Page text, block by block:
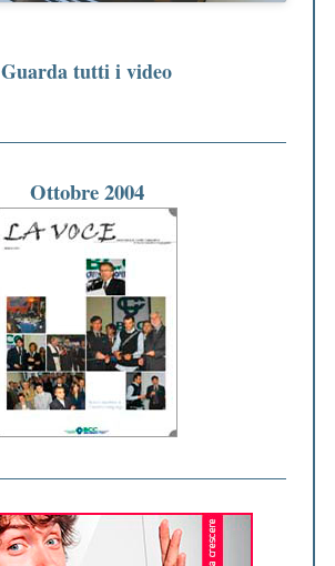
Guarda tutti i video
Ottobre 2004